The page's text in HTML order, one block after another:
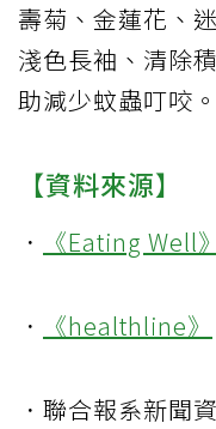
壽菊、金蓮花、
淺色長袖、清除
助減少蚊蟲叮咬。
【資料來源】
． 《Eating Well》
． 《healthline》
．聯合報系新聞